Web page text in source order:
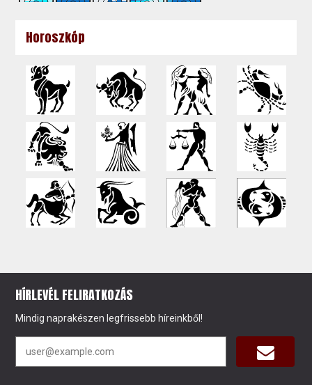
Horoszkóp
HÍRLEVÉL FELIRATKOZÁS
Mindig naprakészen legfrissebb híreinkből!